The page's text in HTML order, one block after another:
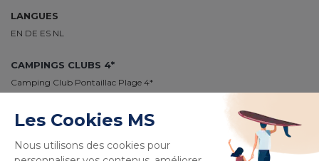
LANGUES
EN DE ES NL
CAMPINGS CLUBS 4*
Camping Club Pontaillac Plage 4*
Camping Club Le Vivier 4*
Camping Club Plage Sud 4*
Camping Club Navarrosse Plage 4*
Camping Club Les Tourterelles 4*